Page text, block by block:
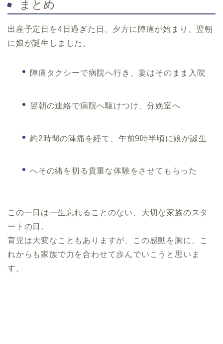
まとめ
出産予定日を4日過ぎた日、夕方に陣痛が始まり、翌朝
に娘が誕生しました。
陣痛タクシーで病院へ行き、妻はそのまま入院
翌朝の連絡で病院へ駆けつけ、分娩室へ
約2時間の陣痛を経て、午前9時半頃に娘が誕生
へその緒を切る貴重な体験をさせてもらった
この一日は一生忘れることのない、大切な家族のスタ
ートの日。
育児は大変なこともありますが、この感動を胸に、こ
れからも家族で力を合わせて歩んでいこうと思いま
す。